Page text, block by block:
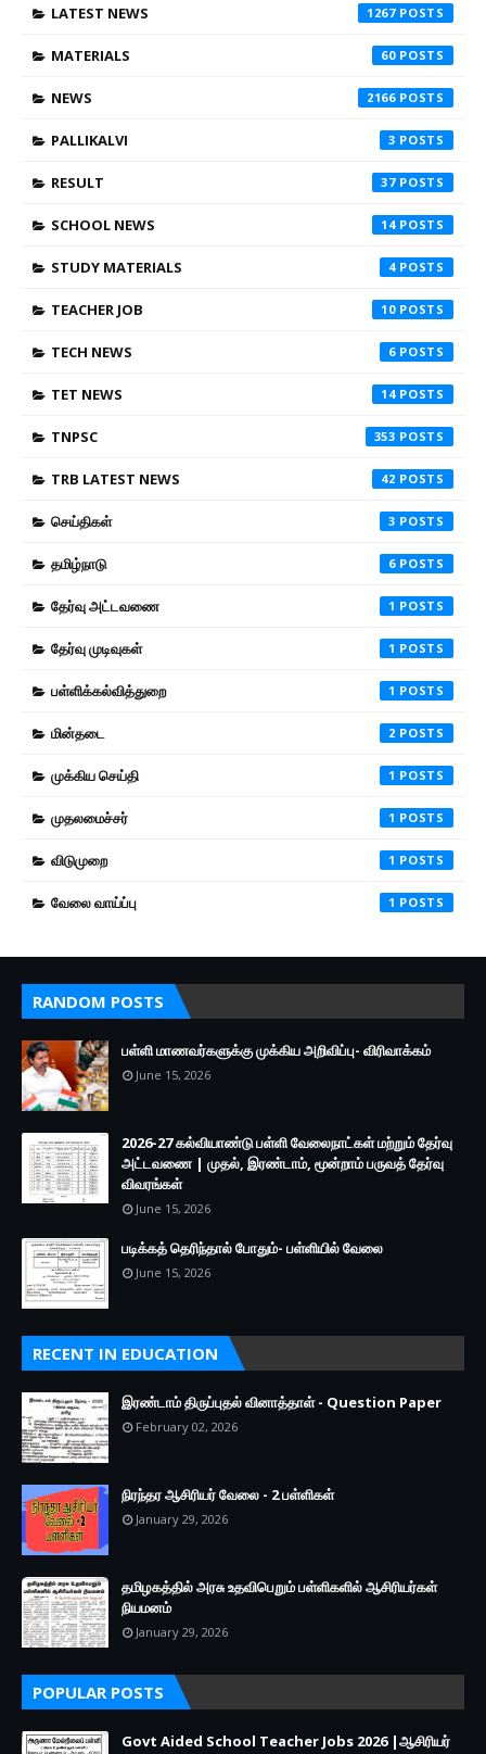
LATEST NEWS 1267
MATERIALS 60
NEWS 2166
PALLIKALVI 3
RESULT 37
SCHOOL NEWS 14
STUDY MATERIALS 4
TEACHER JOB 10
TECH NEWS 6
TET NEWS 14
TNPSC 353
TRB LATEST NEWS 42
செய்திகள் 3
தமிழ்நாடு 6
தேர்வு அட்டவணை 1
தேர்வு முடிவுகள் 1
பள்ளிக்கல்வித்துறை 1
மின்தடை 2
முக்கிய செய்தி 1
முதலமைச்சர் 1
விடுமுறை 1
வேலை வாய்ப்பு 1
RANDOM POSTS
பள்ளி மாணவர்களுக்கு முக்கிய அறிவிப்பு- விரிவாக்கம்
June 15, 2026
2026-27 கல்வியாண்டு பள்ளி வேலைநாட்கள் மற்றும் தேர்வு
அட்டவணை | முதல், இரண்டாம், மூன்றாம் பருவத் தேர்வு
விவரங்கள்
June 15, 2026
படிக்கத் தெரிந்தால் போதும்- பள்ளியில் வேலை
June 15, 2026
RECENT IN EDUCATION
இரண்டாம் திருப்புதல் வினாத்தாள் - Question Paper
February 02, 2026
நிரந்தர ஆசிரியர் வேலை - 2 பள்ளிகள்
January 29, 2026
தமிழகத்தில் அரசு உதவிபெறும் பள்ளிகளில் ஆசிரியர்கள்
நியமனம்
January 29, 2026
POPULAR POSTS
Govt Aided School Teacher Jobs 2026 |ஆசிரியர்